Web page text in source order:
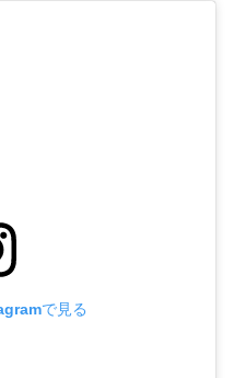
で見る